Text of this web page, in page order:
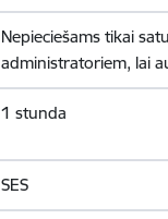
Nepieciešams tikai
administratoriem, lai
1 stunda
SES